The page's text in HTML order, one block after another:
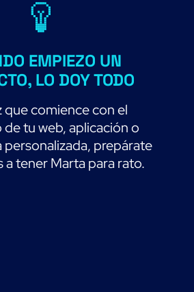
EMPIEZO UN
LO DOY TODO
que comience con el
tu web, aplicación o
personalizada, prepárate
a tener Marta para rato.